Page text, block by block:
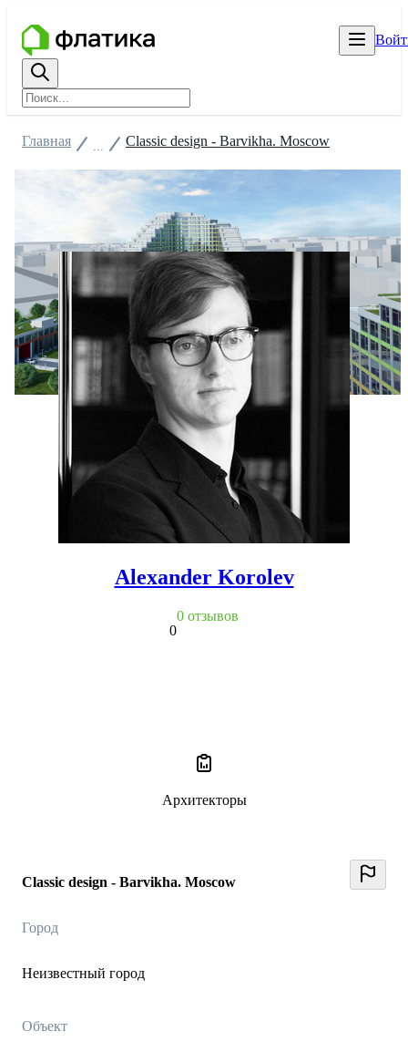
Classic design - Barvikha. Moscow
Город
Неизвестный город
Объект
Главная Classic design - Barvikha. Moscow
Alexander Korolev
0
0 отзывов
Архитекторы